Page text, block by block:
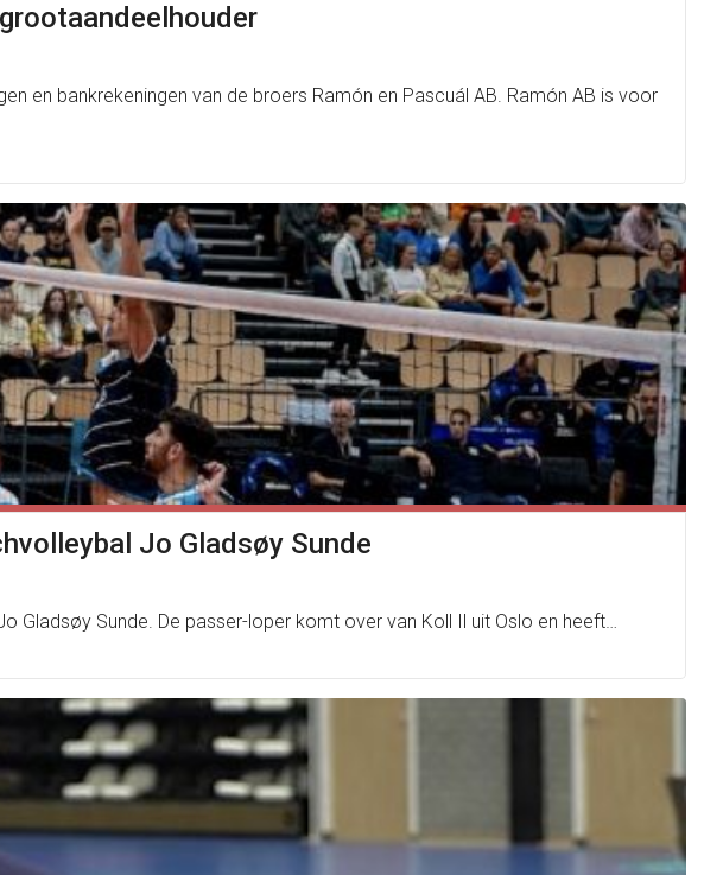
en bankrekeningen van de broers Ramón en Pascuál AB. Ramón AB is voor
Jo Gladsøy Sunde
Gladsøy Sunde. De passer-loper komt over van Koll Il uit Oslo en heeft…